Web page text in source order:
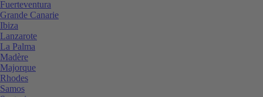
Fuerteventura
Grande Canarie
Ibiza
Lanzarote
La Palma
Madère
Majorque
Rhodes
Samos